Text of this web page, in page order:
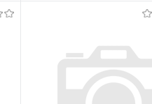
Купить в 1 клик
К
В избранное
В